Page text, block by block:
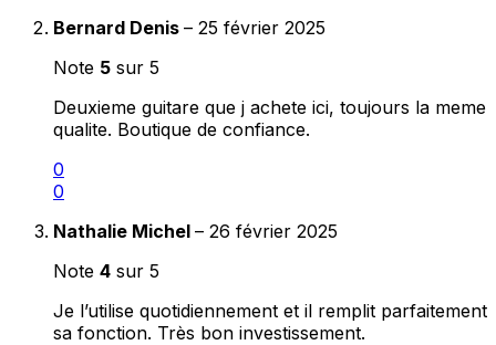
Bernard Denis – 25 février 2025
Note 5 sur 5
Deuxieme guitare que j achete ici, toujours la meme
qualite. Boutique de confiance.
0
0
Nathalie Michel – 26 février 2025
Note 4 sur 5
Je l’utilise quotidiennement et il remplit parfaitement
sa fonction. Très bon investissement.